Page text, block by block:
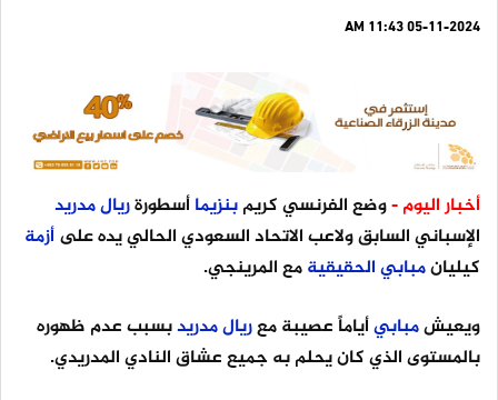
05-11-2024 11:43 AM
أخبار اليوم -وضع الفرنسي كريمبنزيماأسطورةريالمدريد
الإسباني السابق ولاعب الاتحاد السعودي الحالي يده علىأزمة
كيليانمبابيالحقيقيةمع المرينجي.
ويعيشمبابيأياماً عصيبة معريالمدريدبسبب عدم ظهوره
بالمستوى الذي كان يحلم به جميع عشاق النادي المدريدي.